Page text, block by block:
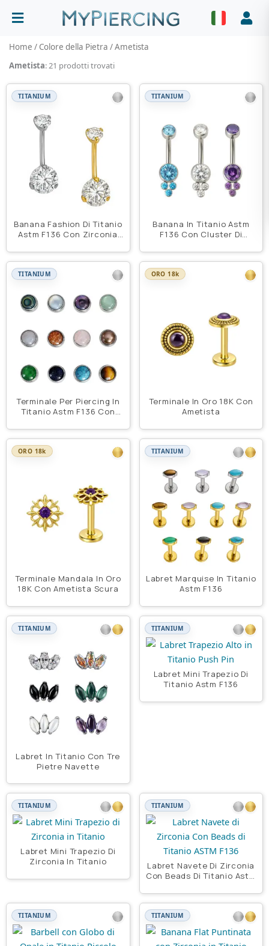
Abrir menu
Home / Colore della Pietra / Ametista
Ametista: 21 prodotti trovati
TITANIUM
Banana Fashion Di Titanio
Astm F136 Con Zirconia
TITANIUM
Banana In Titanio Astm
F136 Con Cluster Di
TITANIUM
Terminale Per Piercing In
Titanio Astm F136 Con
ORO 18k
Terminale In Oro 18K Con
Ametista
ORO 18k
Terminale Mandala In Oro
18K Con Ametista Scura
TITANIUM
Labret Marquise In Titanio
Astm F136
TITANIUM
Labret In Titanio Con Tre
Pietre Navette
TITANIUM
Labret Mini Trapezio Di
Titanio Astm F136
TITANIUM
Labret Mini Trapezio Di
Zirconia In Titanio
TITANIUM
Labret Navete Di Zirconia
Con Beads Di Titanio Astm
TITANIUM TITANIUM